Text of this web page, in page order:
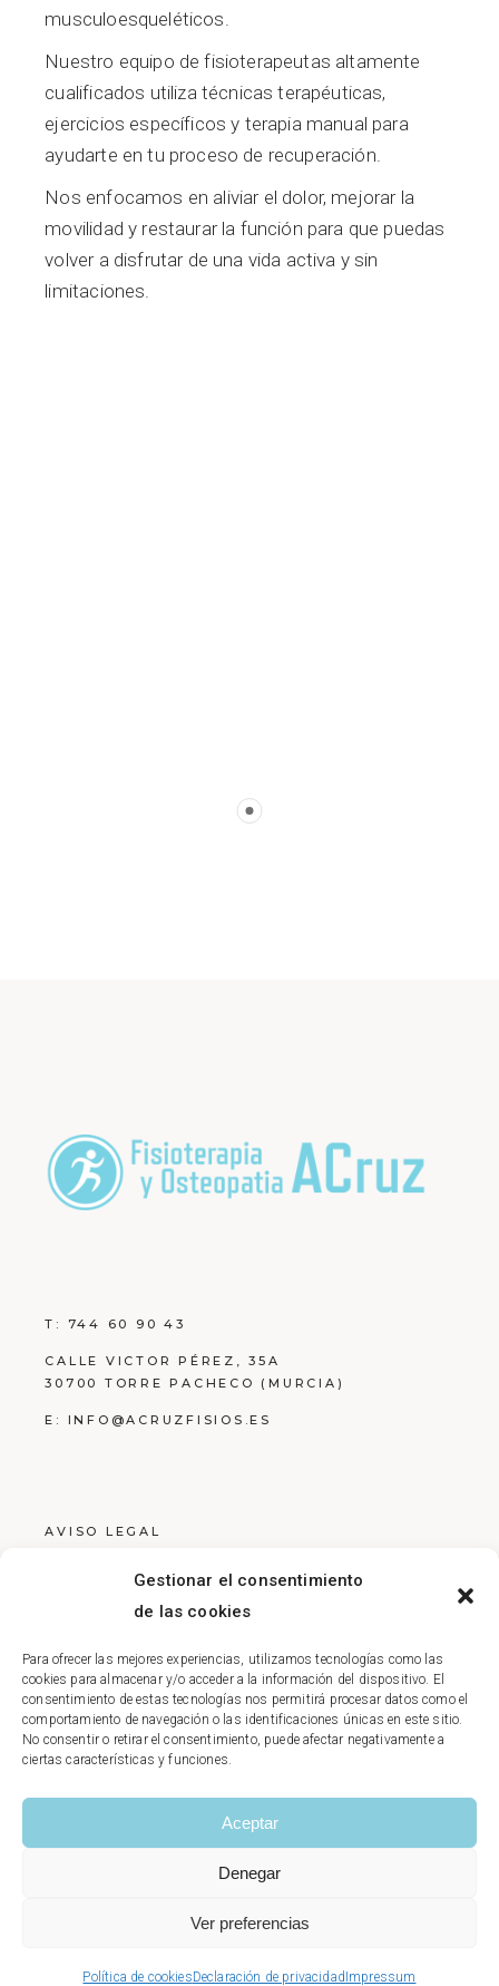
Gestionar el consentimiento
de las cookies
Para ofrecer las mejores experiencias, utilizamos tecnologías como las
cookies para almacenar y/o acceder a la información del dispositivo. El
consentimiento de estas tecnologías nos permitirá procesar datos como el
comportamiento de navegación o las identificaciones únicas en este sitio.
No consentir o retirar el consentimiento, puede afectar negativamente a
ciertas características y funciones.
Aceptar
Denegar
Ver preferencias
Política de cookiesDeclaración de privacidad Impressum
musculoesqueléticos.
Nuestro equipo de fisioterapeutas altamente
cualificados utiliza técnicas terapéuticas,
ejercicios específicos y terapia manual para
ayudarte en tu proceso de recuperación.
Nos enfocamos en aliviar el dolor, mejorar la
movilidad y restaurar la función para que puedas
volver a disfrutar de una vida activa y sin
limitaciones.
T: 744 60 90 43
CALLE VICTOR PÉREZ, 35A
30700 TORRE PACHECO (MURCIA)
E: INFO@ACRUZFISIOS.ES
AVISO LEGAL
POLÍTICA DE COOKIES